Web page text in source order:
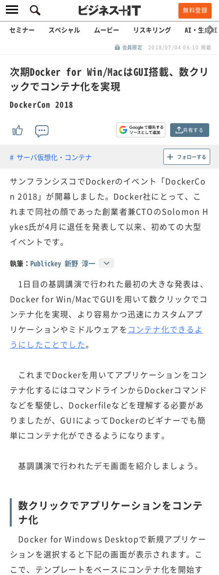
無料登録
セミナー スペシャル ムービー リスキリング AI・生成AI
会員限定 2018/07/04 06:10 掲載
次期Docker for Win/MacはGUI搭載、数クリ
ックでコンテナ化を実現
DockerCon 2018
共有する
サーバ仮想化・コンテナ フォローする
サンフランシスコでDockerのイベント「DockerCo
n 2018」が開幕しました。Docker社にとって、こ
れまで同社の顔であった創業者兼CTOのSolomon H
ykes氏が4月に退任を発表して以来、初めての大型
イベントです。
執筆： Publickey 新野 淳一
1日目の基調講演で行われた最初の大きな発表は、
Docker for Win/MacでGUIを用いて数クリックでコ
ンテナ化を実現、より容易かつ迅速にカスタムアプ
リケーションやミドルウェアを コンテナ化できるよ
うにしたことでした。
これまでDockerを用いてアプリケーションをコン
テナ化するにはコマンドラインからDockerコマンド
などを駆使し、Dockerfileなどを理解する必要があ
りましたが、GUIによってDockerのビギナーでも簡
単にコンテナ化ができるようになります。
基調講演で行われたデモ画面を紹介しましょう。
数クリックでアプリケーションをコンテ
ナ化
Docker for Windows Desktopで新規アプリケー
ションを選択すると下記の画面が表示されます。こ
こで、テンプレートをベースにコンテナ化を開始す